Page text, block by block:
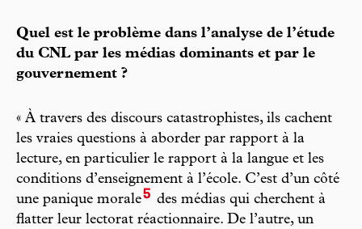
Quel est le problème dans l’analyse de l’étude
du CNL par les médias dominants et par le
gouvernement ?
« À travers des discours catastrophistes, ils cachent
les vraies questions à aborder par rapport à la
lecture, en particulier le rapport à la langue et les
conditions d’enseignement à l’école. C’est d’un côté
une panique morale5 des médias qui cherchent à
flatter leur lectorat réactionnaire. De l’autre, un